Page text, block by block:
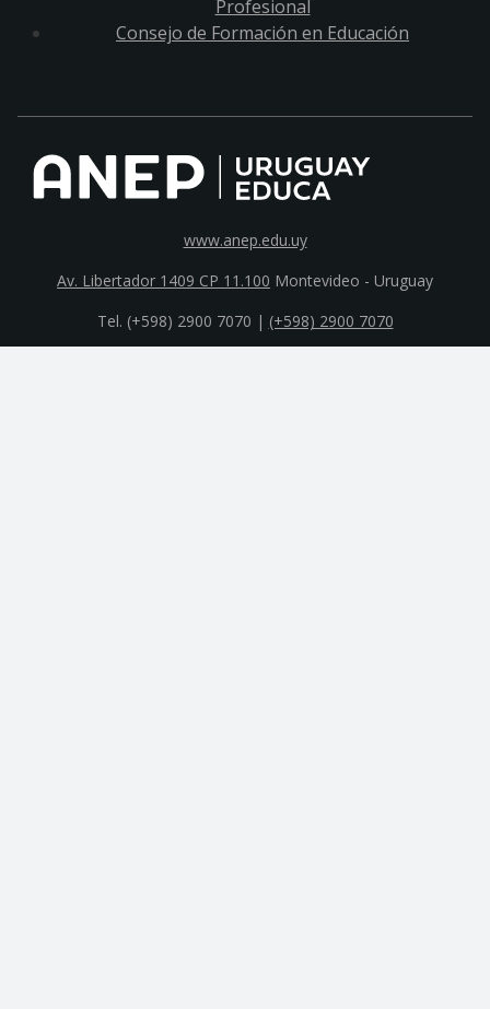
Profesional
Consejo de Formación en Educación
www.anep.edu.uy
Av. Libertador 1409 CP 11.100 Montevideo - Uruguay
Tel. (+598) 2900 7070 | (+598) 2900 7070